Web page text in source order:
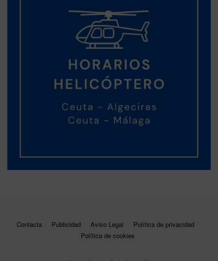
Contacta Publicidad Aviso Legal
Política de privacidad
Política de cookies